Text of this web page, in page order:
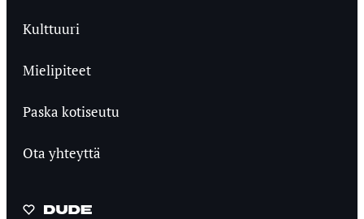
Kulttuuri
Mielipiteet
Paska kotiseutu
Ota yhteyttä